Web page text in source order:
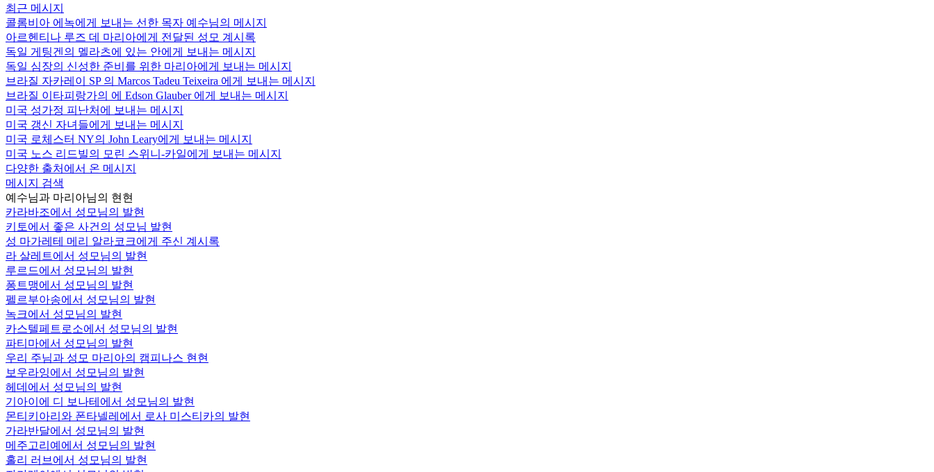
최근 메시지
콜롬비아 에녹에게 보내는 선한 목자 예수님의 메시지
아르헨티나 루즈 데 마리아에게 전달된 성모 계시록
독일 게팅겐의 멜라츠에 있는 안에게 보내는 메시지
독일 심장의 신성한 준비를 위한 마리아에게 보내는 메시지
브라질 자카레이 SP 의 Marcos Tadeu Teixeira 에게 보내는 메시지
브라질 이타피랑가의 에 Edson Glauber 에게 보내는 메시지
미국 성가정 피난처에 보내는 메시지
미국 갱신 자녀들에게 보내는 메시지
미국 로체스터 NY의 John Leary에게 보내는 메시지
미국 노스 리드빌의 모린 스위니-카일에게 보내는 메시지
다양한 출처에서 온 메시지
메시지 검색
예수님과 마리아님의 현현
카라바조에서 성모님의 발현
키토에서 좋은 사건의 성모님 발현
성 마가레테 메리 알라코크에게 주신 계시록
라 살레트에서 성모님의 발현
루르드에서 성모님의 발현
퐁트맹에서 성모님의 발현
펠르부아송에서 성모님의 발현
녹크에서 성모님의 발현
카스텔페트로소에서 성모님의 발현
파티마에서 성모님의 발현
우리 주님과 성모 마리아의 캠피나스 현현
보우라잉에서 성모님의 발현
헤데에서 성모님의 발현
기아이에 디 보나테에서 성모님의 발현
몬티키아리와 폰타넬레에서 로사 미스티카의 발현
가라반달에서 성모님의 발현
메주고리예에서 성모님의 발현
홀리 러브에서 성모님의 발현